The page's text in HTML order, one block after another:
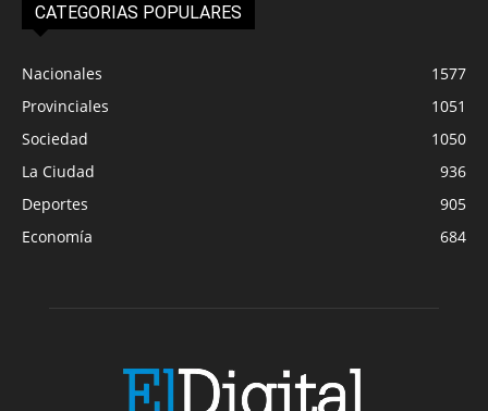
CATEGORIAS POPULARES
Nacionales
1577
Provinciales
1051
Sociedad
1050
La Ciudad
936
Deportes
905
Economía
684